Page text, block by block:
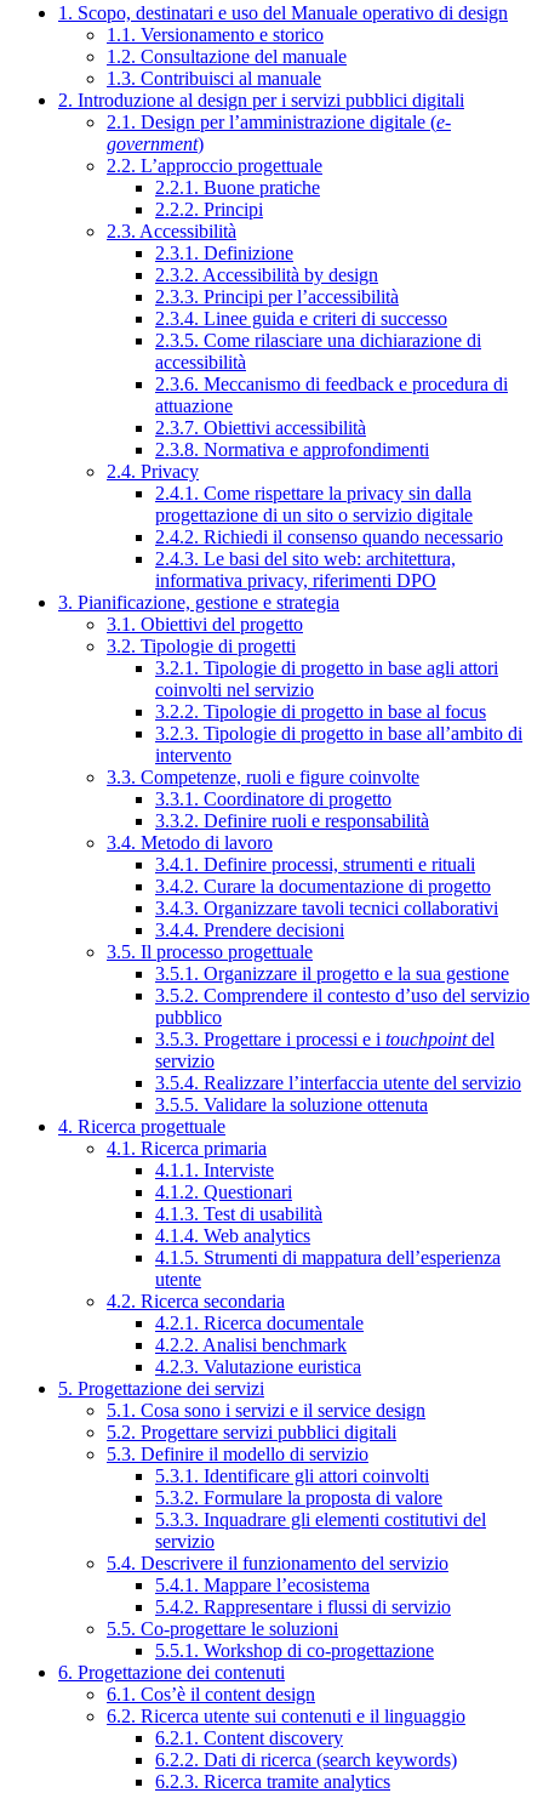
1. Scopo, destinatari e uso del Manuale operativo di design
1.1. Versionamento e storico
1.2. Consultazione del manuale
1.3. Contribuisci al manuale
2. Introduzione al design per i servizi pubblici digitali
2.1. Design per l’amministrazione digitale (e-
government)
2.2. L’approccio progettuale
2.2.1. Buone pratiche
2.2.2. Principi
2.3. Accessibilità
2.3.1. Definizione
2.3.2. Accessibilità by design
2.3.3. Principi per l’accessibilità
2.3.4. Linee guida e criteri di successo
2.3.5. Come rilasciare una dichiarazione di
accessibilità
2.3.6. Meccanismo di feedback e procedura di
attuazione
2.3.7. Obiettivi accessibilità
2.3.8. Normativa e approfondimenti
2.4. Privacy
2.4.1. Come rispettare la privacy sin dalla
progettazione di un sito o servizio digitale
2.4.2. Richiedi il consenso quando necessario
2.4.3. Le basi del sito web: architettura,
informativa privacy, riferimenti DPO
3. Pianificazione, gestione e strategia
3.1. Obiettivi del progetto
3.2. Tipologie di progetti
3.2.1. Tipologie di progetto in base agli attori
coinvolti nel servizio
3.2.2. Tipologie di progetto in base al focus
3.2.3. Tipologie di progetto in base all’ambito di
intervento
3.3. Competenze, ruoli e figure coinvolte
3.3.1. Coordinatore di progetto
3.3.2. Definire ruoli e responsabilità
3.4. Metodo di lavoro
3.4.1. Definire processi, strumenti e rituali
3.4.2. Curare la documentazione di progetto
3.4.3. Organizzare tavoli tecnici collaborativi
3.4.4. Prendere decisioni
3.5. Il processo progettuale
3.5.1. Organizzare il progetto e la sua gestione
3.5.2. Comprendere il contesto d’uso del servizio
pubblico
3.5.3. Progettare i processi e i touchpointdel
servizio
3.5.4. Realizzare l’interfaccia utente del servizio
3.5.5. Validare la soluzione ottenuta
4. Ricerca progettuale
4.1. Ricerca primaria
4.1.1. Interviste
4.1.2. Questionari
4.1.3. Test di usabilità
4.1.4. Web analytics
4.1.5. Strumenti di mappatura dell’esperienza
utente
4.2. Ricerca secondaria
4.2.1. Ricerca documentale
4.2.2. Analisi benchmark
4.2.3. Valutazione euristica
5. Progettazione dei servizi
5.1. Cosa sono i servizi e il service design
5.2. Progettare servizi pubblici digitali
5.3. Definire il modello di servizio
5.3.1. Identificare gli attori coinvolti
5.3.2. Formulare la proposta di valore
5.3.3. Inquadrare gli elementi costitutivi del
servizio
5.4. Descrivere il funzionamento del servizio
5.4.1. Mappare l’ecosistema
5.4.2. Rappresentare i flussi di servizio
5.5. Co-progettare le soluzioni
5.5.1. Workshop di co-progettazione
6. Progettazione dei contenuti
6.1. Cos’è il content design
6.2. Ricerca utente sui contenuti e il linguaggio
6.2.1. Content discovery
6.2.2. Dati di ricerca (search keywords)
6.2.3. Ricerca tramite analytics